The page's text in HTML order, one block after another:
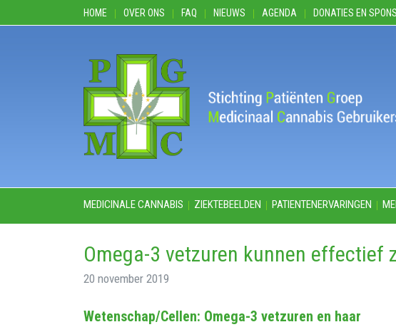
HOME OVER ONS FAQ NIEUWS AGENDA DONATIES EN
MEDICINALE CANNABIS ZIEKTEBEELDEN PATIENTENERVARINGEN
Omega-3 vetzuren kunnen effectief
20 november 2019
Wetenschap/Cellen: Omega-3 vetzuren en haar